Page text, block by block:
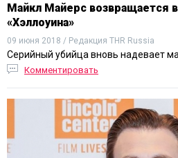
Майкл Майерс возвращается
«Хэллоуина»
09 июня 2018 / Редакция THR Russia
Серийный убийца вновь надевает
Комментировать